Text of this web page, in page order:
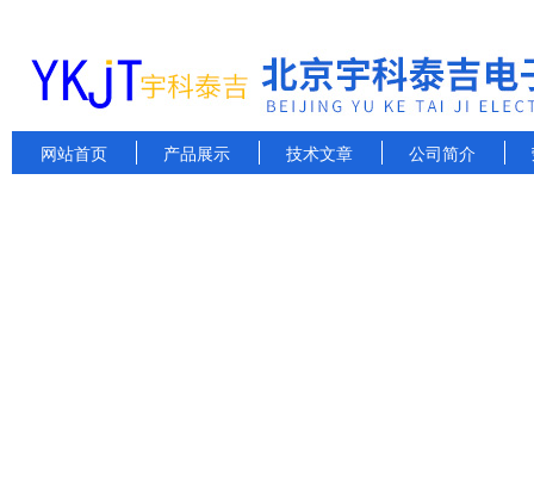
网站首页 产品展示 技术文章 公司简介